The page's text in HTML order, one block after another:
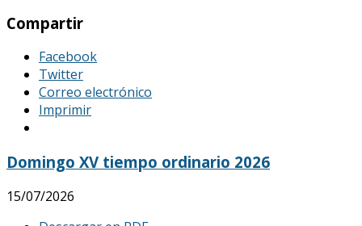
Compartir
Facebook
Twitter
Correo electrónico
Imprimir
Domingo XV tiempo ordinario 2026
15/07/2026